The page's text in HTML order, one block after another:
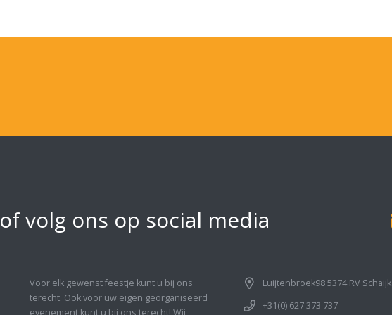
of volg ons op social media
Voor elk gewenst feestje kunt u bij ons
terecht. Ook voor uw eigen georganiseerd
evenement kunt u bij ons terecht! Wij
Luijtenbroek98 5374 RV Schaijk
+31(0) 627 373 737